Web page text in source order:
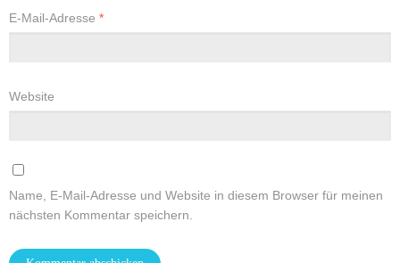
E-Mail-Adresse *
Website
Name, E-Mail-Adresse und Website in diesem Browser für meinen
nächsten Kommentar speichern.